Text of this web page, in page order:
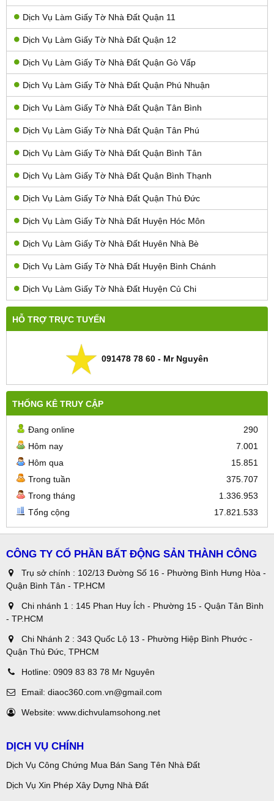
Dịch Vụ Làm Giấy Tờ Nhà Đất Quận 11
Dịch Vụ Làm Giấy Tờ Nhà Đất Quận 12
Dịch Vụ Làm Giấy Tờ Nhà Đất Quận Gò Vấp
Dịch Vụ Làm Giấy Tờ Nhà Đất Quận Phú Nhuận
Dịch Vụ Làm Giấy Tờ Nhà Đất Quận Tân Bình
Dịch Vụ Làm Giấy Tờ Nhà Đất Quận Tân Phú
Dịch Vụ Làm Giấy Tờ Nhà Đất Quận Bình Tân
Dịch Vụ Làm Giấy Tờ Nhà Đất Quận Bình Thạnh
Dịch Vụ Làm Giấy Tờ Nhà Đất Quận Thủ Đức
Dịch Vụ Làm Giấy Tờ Nhà Đất Huyện Hóc Môn
Dịch Vụ Làm Giấy Tờ Nhà Đất Huyên Nhà Bè
Dịch Vụ Làm Giấy Tờ Nhà Đất Huyện Bình Chánh
Dịch Vụ Làm Giấy Tờ Nhà Đất Huyện Củ Chi
HỖ TRỢ TRỰC TUYẾN
091478 78 60 - Mr Nguyên
THỐNG KÊ TRUY CẬP
Đang online
290
Hôm nay
7.001
Hôm qua
15.851
Trong tuần
375.707
Trong tháng
1.336.953
Tổng cộng
17.821.533
CÔNG TY CỔ PHẦN BẤT ĐỘNG SẢN THÀNH CÔNG
Trụ sở chính : 102/13 Đường Số 16 - Phường Bình Hưng Hòa -
Quận Bình Tân - TP.HCM
Chi nhánh 1 : 145 Phan Huy Ích - Phường 15 - Quận Tân Bình
- TP.HCM
Chi Nhánh 2 : 343 Quốc Lộ 13 - Phường Hiệp Bình Phước -
Quận Thủ Đức, TPHCM
Hotline: 0909 83 83 78 Mr Nguyên
Email: diaoc360.com.vn@gmail.com
Website: www.dichvulamsohong.net
DỊCH VỤ CHÍNH
Dịch Vụ Công Chứng Mua Bán Sang Tên Nhà Đất
Dịch Vụ Xin Phép Xây Dựng Nhà Đất